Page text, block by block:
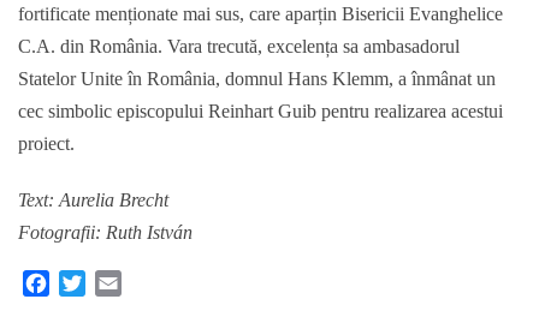
fortificate menționate mai sus, care aparțin Bisericii Evanghelice
C.A. din România. Vara trecută, excelența sa ambasadorul
Statelor Unite în România, domnul Hans Klemm, a înmânat un
cec simbolic episcopului Reinhart Guib pentru realizarea acestui
proiect.
Text: Aurelia Brecht
Fotografii: Ruth István